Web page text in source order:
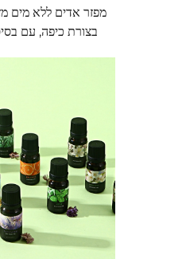
מפזר אדים ללא מים
בצורת כיפה, עם